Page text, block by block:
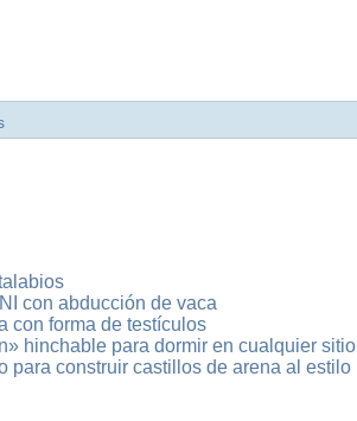
con abducción de vaca
con forma de testículos
hinchable para dormir en cualquier sitio
para construir castillos de arena al estilo